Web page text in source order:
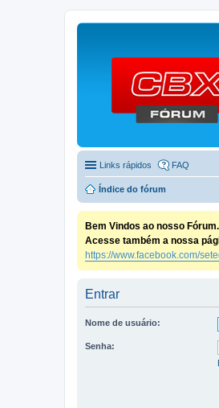
Links rápidos FAQ
Índice do fórum
Bem Vindos ao nosso Fórum.
Acesse também a nossa
https://www.facebook.com/
Entrar
Nome de usuário:
Senha: